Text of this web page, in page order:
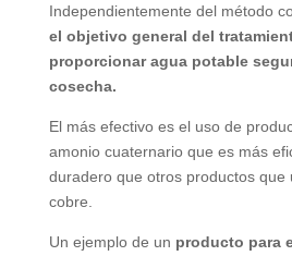
Independientemente del método
el objetivo general del
proporcionar agua potable
cosecha.
El más efectivo es el uso de
amonio cuaternario que es más
duradero que otros productos que
cobre.
Un ejemplo de un producto para